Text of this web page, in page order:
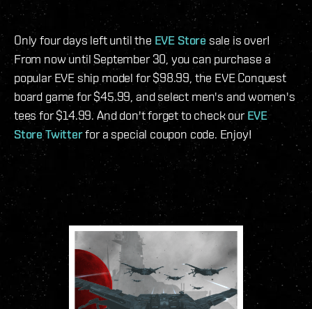
Only four days left until the EVE Store sale is over!
From now until September 30, you can purchase a
popular EVE ship model for $98.99, the EVE Conquest
board game for $45.99, and select men's and women's
tees for $14.99. And don't forget to check ourEVE
Store Twitterfor a special coupon code. Enjoy!